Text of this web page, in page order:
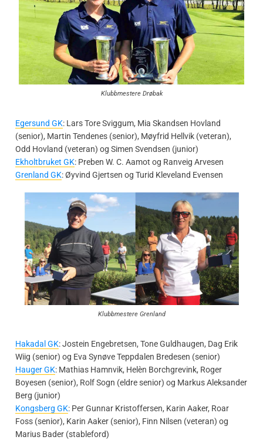
Klubbmestere Drøbak
Egersund GK: Lars Tore Sviggum, Mia Skandsen Hovland
(senior), Martin Tendenes (senior), Møyfrid Hellvik (veteran),
Odd Hovland (veteran) og Simen Svendsen (junior)
Ekholtbruket GK: Preben W. C. Aamot og Ranveig Arvesen
Grenland GK: Øyvind Gjertsen og Turid Kleveland Evensen
Klubbmestere Grenland
Hakadal GK: Jostein Engebretsen, Tone Guldhaugen, Dag Erik
Wiig (senior) og Eva Synøve Teppdalen Bredesen (senior)
Hauger GK: Mathias Hamnvik, Helèn Borchgrevink, Roger
Boyesen (senior), Rolf Sogn (eldre senior) og Markus Aleksander
Berg (junior)
Kongsberg GK: Per Gunnar Kristoffersen, Karin Aaker, Roar
Foss (senior), Karin Aaker (senior), Finn Nilsen (veteran) og
Marius Bader (stableford)